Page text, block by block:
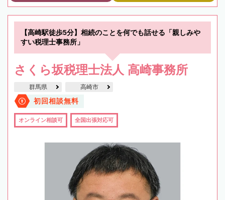
【高崎駅徒歩5分】相続のことを何でも話せる「親しみや
すい税理士事務所」
さくら坂税理士法人 高崎事務所
群馬県 高崎市
初回相談無料
オンライン相談可 全国出張対応可